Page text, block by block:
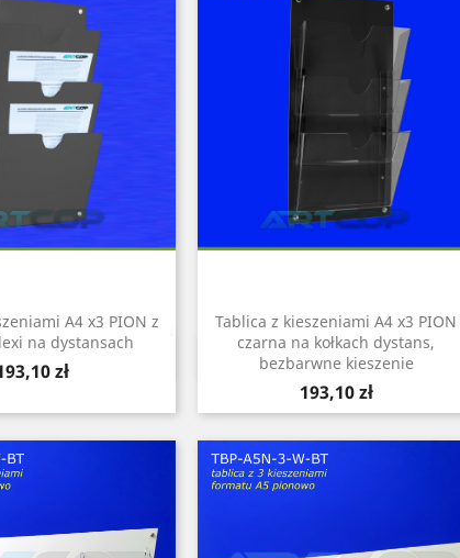
A4 x3 PION z
na dystansach
zł
podgląd
Tablica z kieszeniami A4 x3 PION
czarna na kołkach dystans,
bezbarwne kieszenie
Cena
193,10 zł
Szybki podgląd